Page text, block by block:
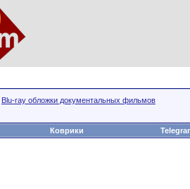
Blu-ray обложки документальных фильмов
Коврики